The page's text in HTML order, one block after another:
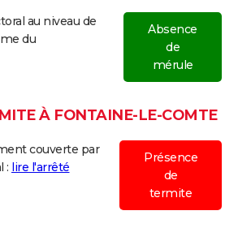
au niveau de
du
Absence
de
mérule
À FONTAINE-LE-COMTE
couverte par
: lire l'arrêté
Présence
de
termite